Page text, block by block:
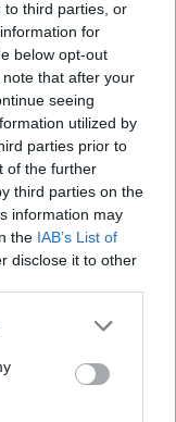
to third parties, or
for
below opt-out
that after your
seeing
utilized by
parties prior to
of the further
third parties on the
information may
the IAB’s List of
disclose it to other
or more Google
You may click to
party tags to
in below Google
DE MÉG
mérséklik, de
óvatosságra van
Szólj hozzá!